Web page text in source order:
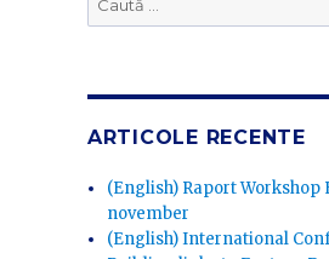
după:
ARTICOLE RECENTE
(English) Raport Workshop
november
(English) International